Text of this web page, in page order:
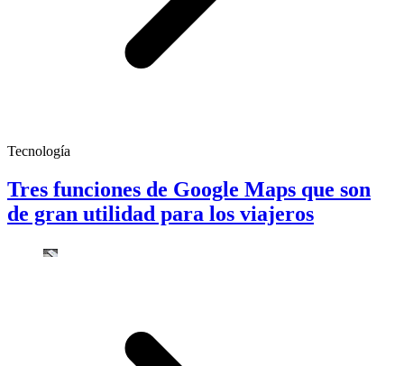
Tecnología
Tres funciones de Google Maps que son
de gran utilidad para los viajeros